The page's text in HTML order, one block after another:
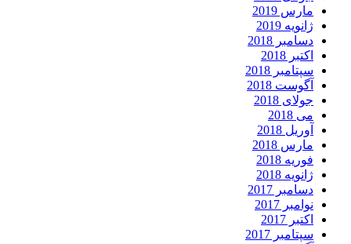
مارس 2019
ژانویه 2019
دسامبر 2018
اکتبر 2018
سپتامبر 2018
آگوست 2018
جولای 2018
می 2018
آوریل 2018
مارس 2018
فوریه 2018
ژانویه 2018
دسامبر 2017
نوامبر 2017
اکتبر 2017
سپتامبر 2017